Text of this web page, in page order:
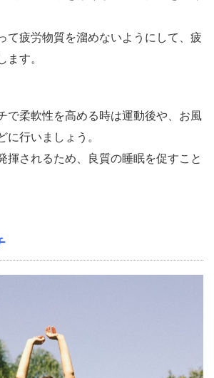
て疲労物質を溜めないようにして、疲
ます。
で柔軟性を高める時は運動後や、お風
に行いましょう。
揮されるため、良質の睡眠を促すこと